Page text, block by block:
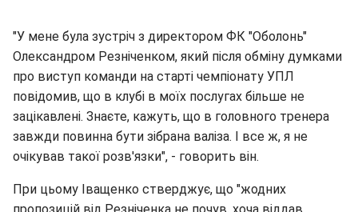
"У мене була зустріч з директором ФК "Оболонь"
Олександром Резніченком, який після обміну думками
про виступ команди на старті чемпіонату УПЛ
повідомив, що в клубі в моїх послугах більше не
зацікавлені. Знаєте, кажуть, що в головного тренера
завжди повинна бути зібрана валіза. І все ж, я не
очікував такої розв'язки", - говорить він.
При цьому Іващенко стверджує, що "жодних